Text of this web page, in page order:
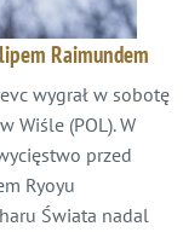
Raimundem
wygrał w sobotę
Wiśle (POL). W
przed
Ryoyu
Świata nadal